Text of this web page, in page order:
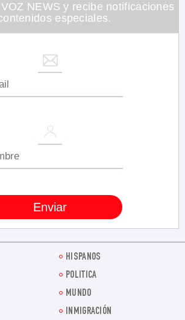
NEWS y recibe notificaciones
especiales.
HISPANOS
POLITICA
MUNDO
INMIGRACIÓN